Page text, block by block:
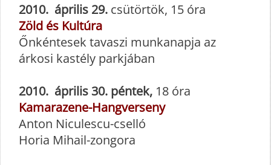
2010. április 29. csütörtök, 15 óra
Zöld és Kultúra
Őnkéntesek tavaszi munkanapja az
árkosi kastély parkjában
2010. április 30. péntek, 18 óra
Kamarazene-Hangverseny
Anton Niculescu-cselló
Horia Mihail-zongora